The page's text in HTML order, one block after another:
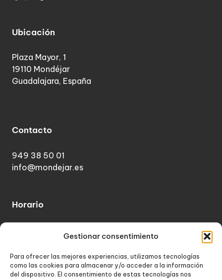
Gestionar consentimiento
Para ofrecer las mejores experiencias, utilizamos tecnologías
como las cookies para almacenar y/o acceder a la información
del dispositivo. El consentimiento de estas tecnologías nos
Ubicación
Plaza Mayor, 1
19110 Mondéjar
Guadalajara, España
Contacto
949 38 50 01
info@mondejar.es
Horario
Sábados, Domingos y festivos - Cerrado